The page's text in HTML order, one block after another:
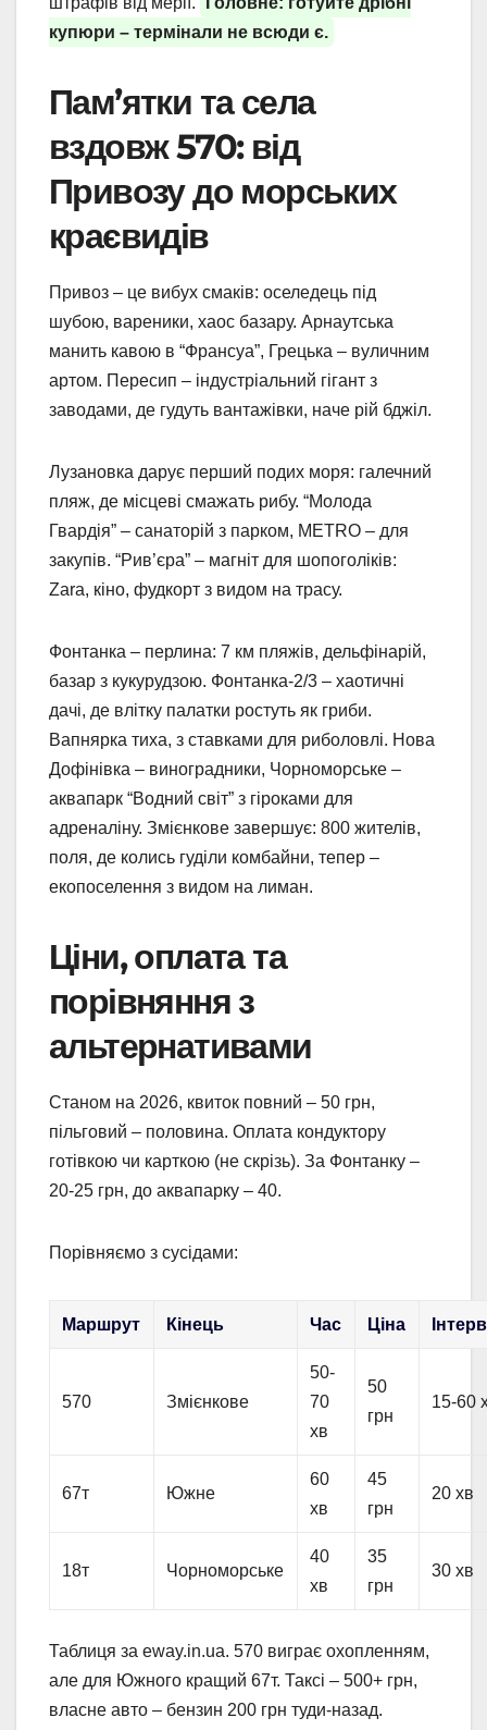
купюри – термінали не всюди є.
Пам’ятки та села
вздовж 570: від
Привозу до морських
краєвидів
Привоз – це вибух смаків: оселедець під
шубою, вареники, хаос базару. Арнаутська
манить кавою в “Франсуа”, Грецька – вуличним
артом. Пересип – індустріальний гігант з
заводами, де гудуть вантажівки, наче рій бджіл.
Лузановка дарує перший подих моря: галечний
пляж, де місцеві смажать рибу. “Молода
Гвардія” – санаторій з парком, METRO – для
закупів. “Рив’єра” – магніт для шопоголіків:
Zara, кіно, фудкорт з видом на трасу.
Фонтанка – перлина: 7 км пляжів, дельфінарій,
базар з кукурудзою. Фонтанка-2/3 – хаотичні
дачі, де влітку палатки ростуть як гриби.
Вапнярка тиха, з ставками для риболовлі. Нова
Дофінівка – виноградники, Чорноморське –
аквапарк “Водний світ” з гіроками для
адреналіну. Змієнкове завершує: 800 жителів,
поля, де колись гуділи комбайни, тепер –
екопоселення з видом на лиман.
Ціни, оплата та
порівняння з
альтернативами
Станом на 2026, квиток повний – 50 грн,
пільговий – половина. Оплата кондуктору
готівкою чи карткою (не скрізь). За Фонтанку –
20-25 грн, до аквапарку – 40.
Порівняємо з сусідами:
Маршрут Кінець Час Ціна
570 Змієнкове
50-
70
хв
50
грн
15-60
67т Южне
60
хв
45
грн
20 хв
18т Чорноморське
40
хв
35
грн
30 хв
Таблиця за eway.in.ua. 570 виграє охопленням,
але для Южного кращий 67т. Таксі – 500+ грн,
власне авто – бензин 200 грн туди-назад.